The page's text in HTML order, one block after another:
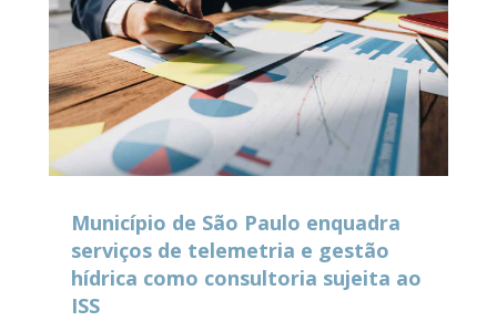
Município de São Paulo enquadra
serviços de telemetria e gestão
hídrica como consultoria sujeita ao
ISS